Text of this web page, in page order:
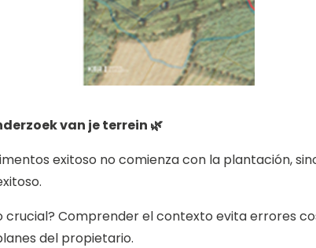
van je terrein 🌿
exitoso no comienza con la plantación,
crucial? Comprender el contexto evita errores
del propietario.